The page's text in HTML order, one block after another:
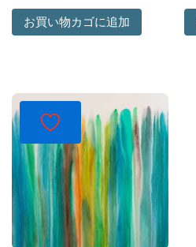
お買い物カゴに追加